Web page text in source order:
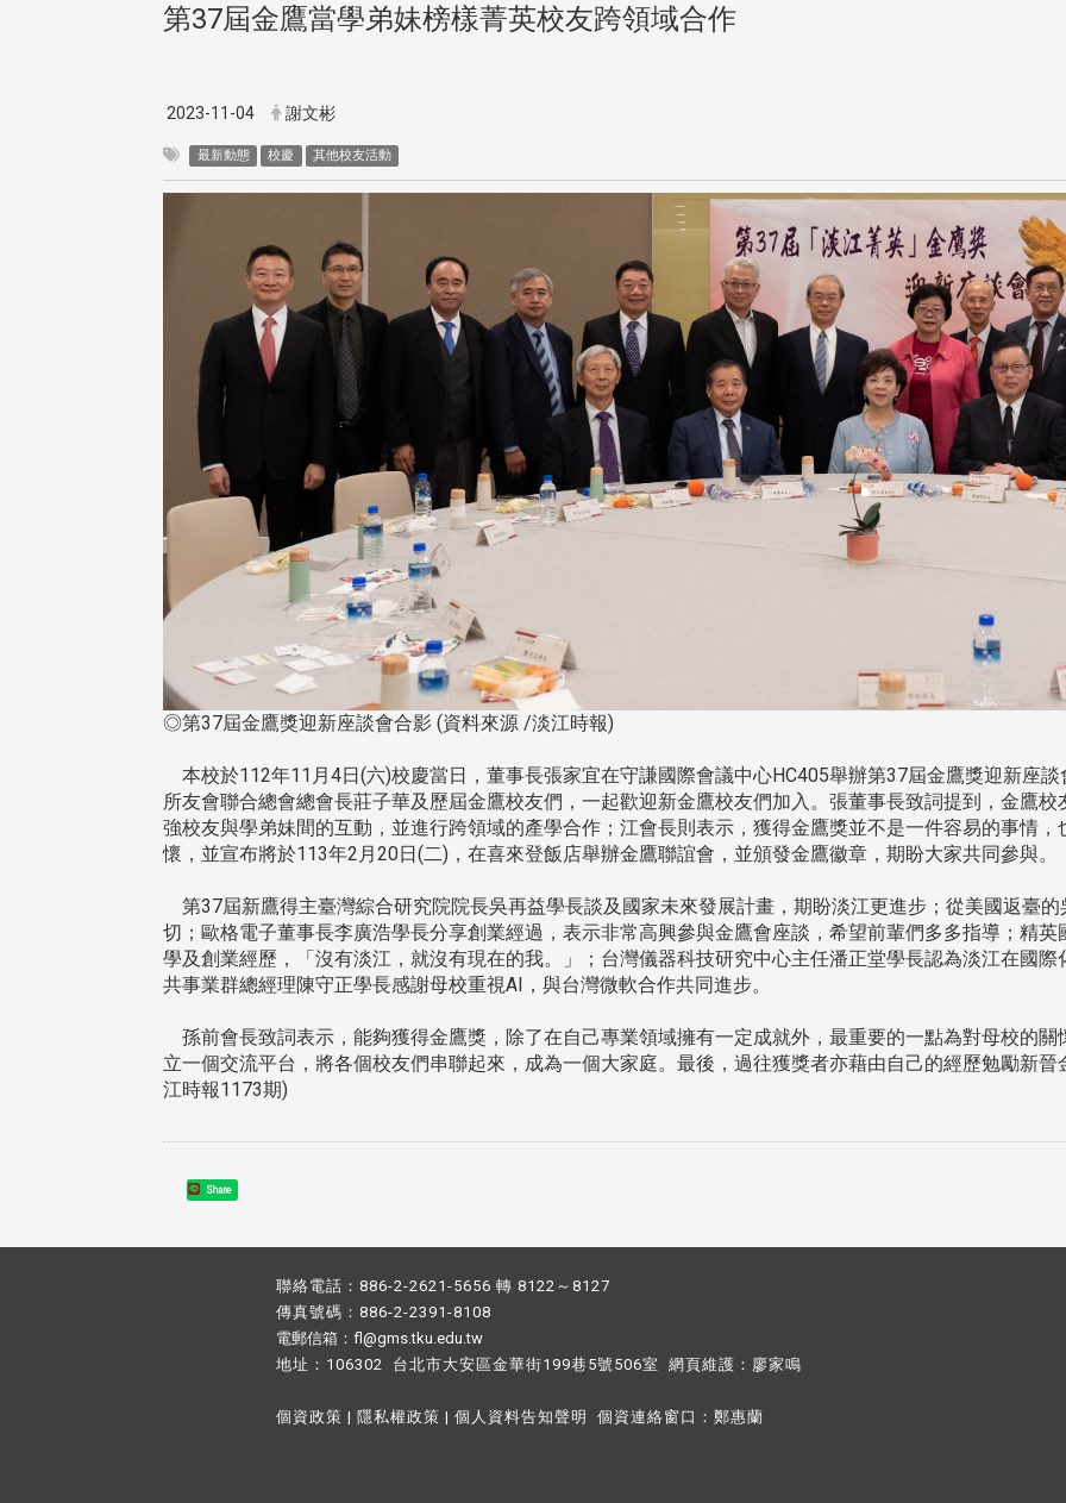
第37屆金鷹當學弟妹榜樣菁英校友跨領域合作
2023-11-04 謝文彬
最新動態 校慶 其他校友活動
◎第37屆金鷹獎迎新座談會合影 (資料來源 /淡江時報)
本校於112年11月4日(六)校慶當日，董事長張家宜在守謙國際會議中心HC405舉辦第37屆金鷹獎迎新座
所友會聯合總會總會長莊子華及歷屆金鷹校友們，一起歡迎新金鷹校友們加入。張董事長致詞提到，金鷹
強校友與學弟妹間的互動，並進行跨領域的產學合作；江會長則表示，獲得金鷹獎並不是一件容易的事情
懷，並宣布將於113年2月20日(二)，在喜來登飯店舉辦金鷹聯誼會，並頒發金鷹徽章，期盼大家共同參與。
第37屆新鷹得主臺灣綜合研究院院長吳再益學長談及國家未來發展計畫，期盼淡江更進步；從美國返臺
切；歐格電子董事長李廣浩學長分享創業經過，表示非常高興參與金鷹會座談，希望前輩們多多指導；精
學及創業經歷，「沒有淡江，就沒有現在的我。」；台灣儀器科技研究中心主任潘正堂學長認為淡江在國
共事業群總經理陳守正學長感謝母校重視AI，與台灣微軟合作共同進步。
孫前會長致詞表示，能夠獲得金鷹獎，除了在自己專業領域擁有一定成就外，最重要的一點為對母校的
立一個交流平台，將各個校友們串聯起來，成為一個大家庭。最後，過往獲獎者亦藉由自己的經歷勉勵新
江時報1173期)
Share
聯絡電話：886-2-2621-5656 轉 8122～8127
傳真號碼：886-2-2391-8108
電郵信箱：fl@gms.tku.edu.tw
地址：106302 台北市大安區金華街199巷5號506室 網頁維護： 廖家鳴​
個資政策 | 隱私權政策 | 個人資料告知聲明 個資連絡窗口： 鄭惠蘭